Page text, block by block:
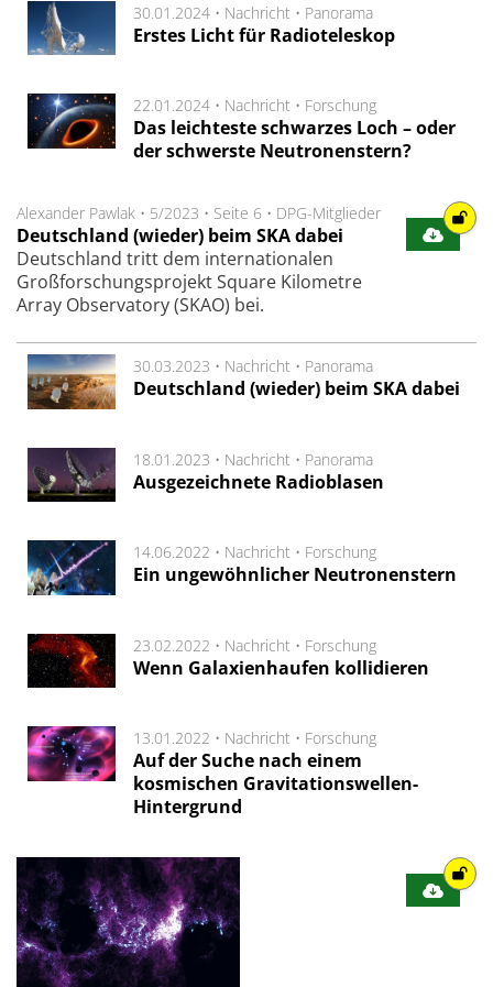
30.01.2024 • Nachricht • Panorama
Erstes Licht für Radioteleskop
22.01.2024 • Nachricht • Forschung
Das leichteste schwarzes Loch – oder
der schwerste Neutronenstern?
Alexander Pawlak • 5/2023 • Seite 6 • DPG-Mitglieder
Deutschland (wieder) beim SKA dabei
Deutschland tritt dem internationalen
Großforschungsprojekt Square Kilometre
Array Observatory (SKAO) bei.
30.03.2023 • Nachricht • Panorama
Deutschland (wieder) beim SKA dabei
18.01.2023 • Nachricht • Panorama
Ausgezeichnete Radioblasen
14.06.2022 • Nachricht • Forschung
Ein ungewöhnlicher Neutronenstern
23.02.2022 • Nachricht • Forschung
Wenn Galaxienhaufen kollidieren
13.01.2022 • Nachricht • Forschung
Auf der Suche nach einem
kosmischen Gravitationswellen-
Hintergrund